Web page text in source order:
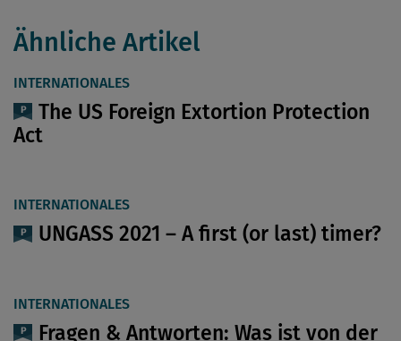
Ähnliche Artikel
INTERNATIONALES
The US Foreign Extortion Protection
Act
INTERNATIONALES
UNGASS 2021 – A first (or last) timer?
INTERNATIONALES
Fragen & Antworten: Was ist von der